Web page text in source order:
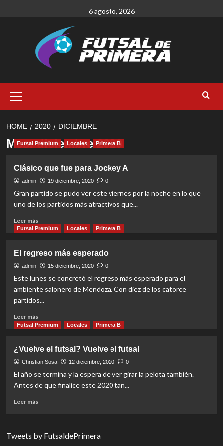
6 agosto, 2026
Menu
HOME 2020 DICIEMBRE
Mes:diciembre 2020
Futsal Premium Locales Primera B
Clásico que fue para Jockey A
admin 19 diciembre, 2020 0
Gran partido se pudo ver este viernes por la noche en lo que
uno de los partidos más atractivos que...
Leer másRead
more
que
fue
para
Jockey
Futsal Premium Locales Primera B
El regreso más esperado
admin 15 diciembre, 2020 0
Este lunes se concretó el regreso más esperado para el
ambiente salonero de Mendoza. Con diez de los catorce
partidos...
Leer másRead
more
regreso
más
esperado
Futsal Premium Locales Primera B
¿Vuelve el futsal? Vuelve el futsal
Christian Sosa 12 diciembre, 2020 0
El año se termina y la espera de ver girar la pelota también.
Antes de que finalice este 2020 tan...
Leer másRead
el
Tweets by FutsaldePrimera